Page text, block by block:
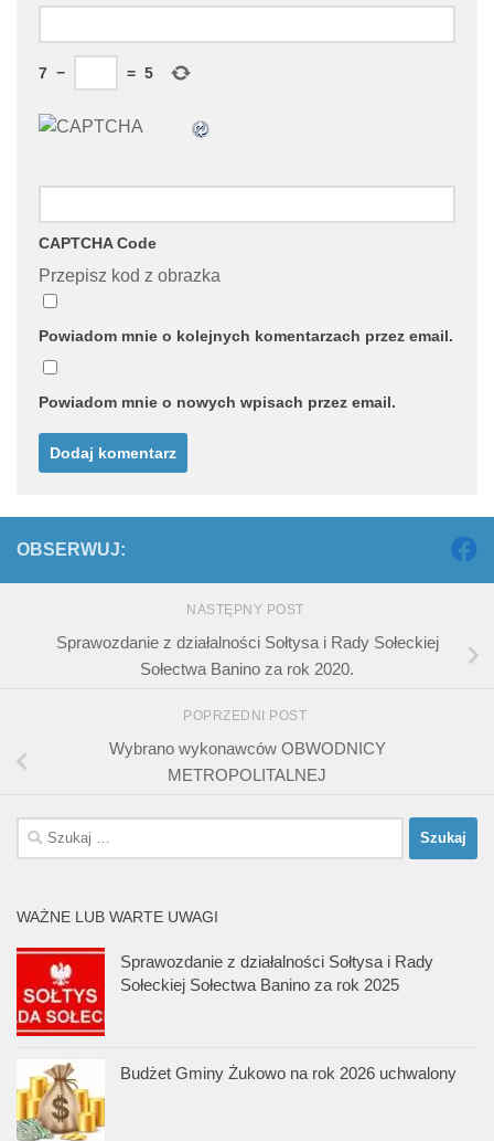
7 − = 5
CAPTCHA Code
Przepisz kod z obrazka
Powiadom mnie o kolejnych komentarzach przez email.
Powiadom mnie o nowych wpisach przez email.
OBSERWUJ:
NASTĘPNY POST
Sprawozdanie z działalności Sołtysa i Rady Sołeckiej
Sołectwa Banino za rok 2020.
POPRZEDNI POST
Wybrano wykonawców OBWODNICY
METROPOLITALNEJ
Szukaj:
WAŻNE LUB WARTE UWAGI
Sprawozdanie z działalności Sołtysa i Rady
Sołeckiej Sołectwa Banino za rok 2025
Budżet Gminy Żukowo na rok 2026 uchwalony